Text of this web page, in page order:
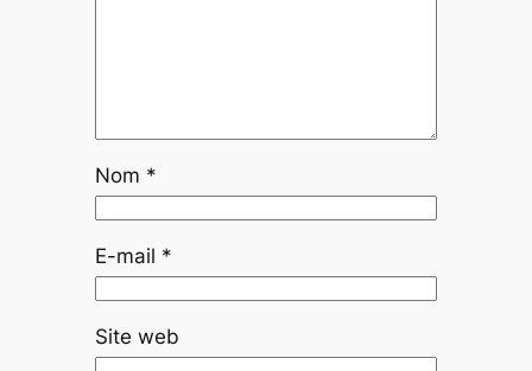
Nom *
E-mail *
Site web